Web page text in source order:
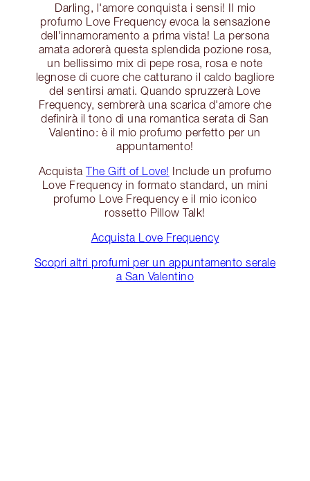
Darling, l'amore conquista i sensi! Il mio
profumo Love Frequency evoca la sensazione
dell'innamoramento a prima vista! La persona
amata adorerà questa splendida pozione rosa,
un bellissimo mix di pepe rosa, rosa e note
legnose di cuore che catturano il caldo bagliore
del sentirsi amati. Quando spruzzerà Love
Frequency, sembrerà una scarica d'amore che
definirà il tono di una romantica serata di San
Valentino: è il mio profumo perfetto per un
appuntamento!
AcquistaThe Gift of Love! Include un profumo
Love Frequency in formato standard, un mini
profumo Love Frequency e il mio iconico
rossetto Pillow Talk!
Acquista Love Frequency
Scopri altri profumi per un appuntamento serale
a San Valentino